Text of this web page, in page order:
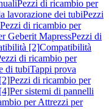
Pezzi di ricambio per
lavorazione dei tubiPezzi
Pezzi di ricambio per
Geberit MapressPezzi di
[2]Compatibilità
di ricambio per
di tubiTappi prova
Pezzi di ricambio per
Per sistemi di pannelli
per Attrezzi per